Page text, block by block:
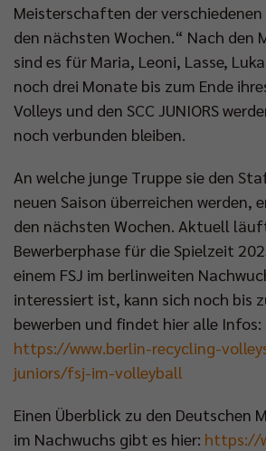
Meisterschaften der
den nächsten Wochen.“ Nach den
sind es für Maria, Leoni, Lasse,
noch drei Monate bis zum Ende
Volleys und den SCC JUNIORS
noch verbunden bleiben.
An welche junge Truppe sie den
neuen Saison überreichen werden,
den nächsten Wochen. Aktuell
Bewerberphase für die Spielzeit
einem FSJ im berlinweiten
interessiert ist, kann sich noch bis
bewerben und findet hier alle Infos:
https://www.berlin-recycling-
juniors/fsj-im-volleyball
Einen Überblick zu den Deutschen
im Nachwuchs gibt es hier: https://